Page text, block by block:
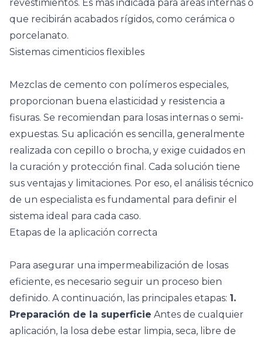
revestimientos. Es más indicada para áreas internas o
que recibirán acabados rígidos, como cerámica o
porcelanato.
Sistemas cimenticios flexibles
Mezclas de cemento con polímeros especiales,
proporcionan buena elasticidad y resistencia a
fisuras. Se recomiendan para losas internas o semi-
expuestas. Su aplicación es sencilla, generalmente
realizada con cepillo o brocha, y exige cuidados en
la curación y protección final. Cada solución tiene
sus ventajas y limitaciones. Por eso, el análisis técnico
de un especialista es fundamental para definir el
sistema ideal para cada caso.
Etapas de la aplicación correcta
Para asegurar una impermeabilización de losas
eficiente, es necesario seguir un proceso bien
definido. A continuación, las principales etapas: 1.
Preparación de la superficie Antes de cualquier
aplicación, la losa debe estar limpia, seca, libre de